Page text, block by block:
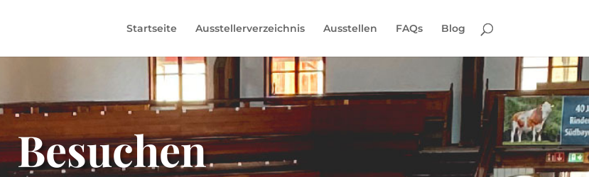
Startseite Ausstellerverzeichnis Ausstellen FAQs Blog
Besuchen